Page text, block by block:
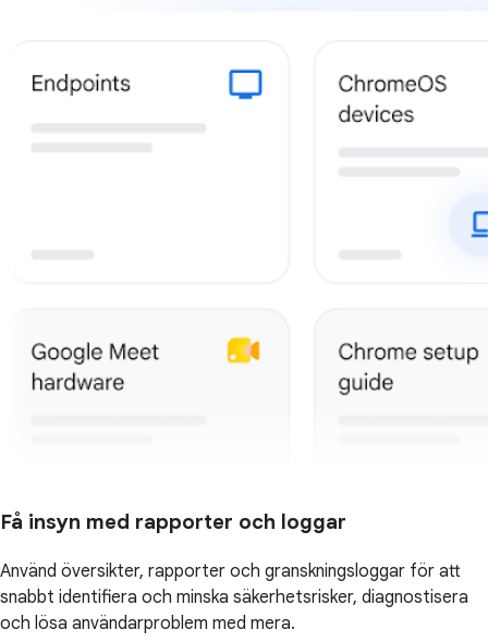
Få insyn med rapporter och loggar
Använd översikter, rapporter och granskningsloggar för att
snabbt identifiera och minska säkerhetsrisker, diagnostisera
och lösa användarproblem med mera.